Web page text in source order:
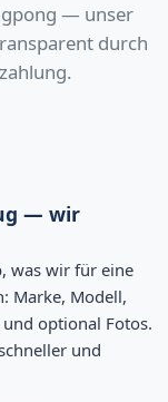
— unser
durch
— wir
was wir für eine
Marke, Modell,
optional Fotos.
und